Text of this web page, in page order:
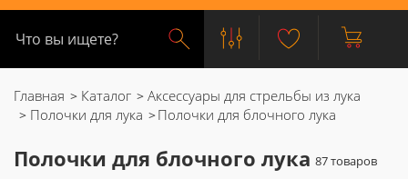
Главная Каталог
Аксессуары для стрельбы из лука
Полочки для лука
Полочки для блочного лука
Полочки для блочного лука